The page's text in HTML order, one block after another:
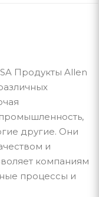
Продукты Allen
другие. Они
и
компаниям
процессы и